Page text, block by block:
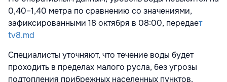
0,40–1,40 метра по сравнению со значениями,
зафиксированными 18 октября в 08:00, передает
tv8.md
Специалисты уточняют, что течение воды будет
проходить в пределах малого русла, без угрозы
подтопления прибрежных населенных пунктов.